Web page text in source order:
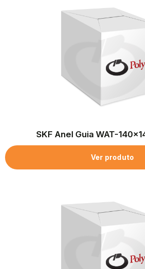
SKF Anel Guia WAT-
Ver produto